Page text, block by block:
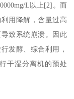
L以上[2]。而
用降解，含量过高
致系统崩溃。因此
发酵、综合利用，
干湿分离机的预处